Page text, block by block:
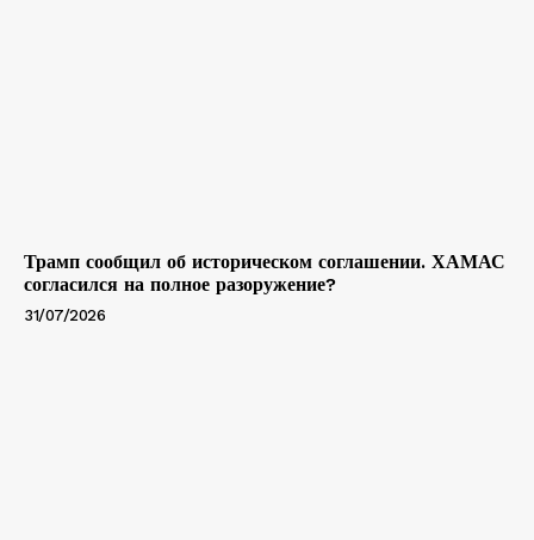
Трамп сообщил об историческом соглашении. ХАМАС
согласился на полное разоружение?
31/07/2026